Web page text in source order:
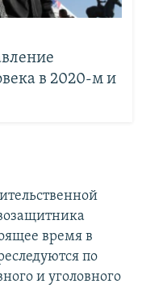
в 2020-м и
время в
по
и уголовного